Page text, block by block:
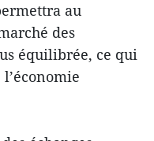
au
des
équilibrée, ce qui